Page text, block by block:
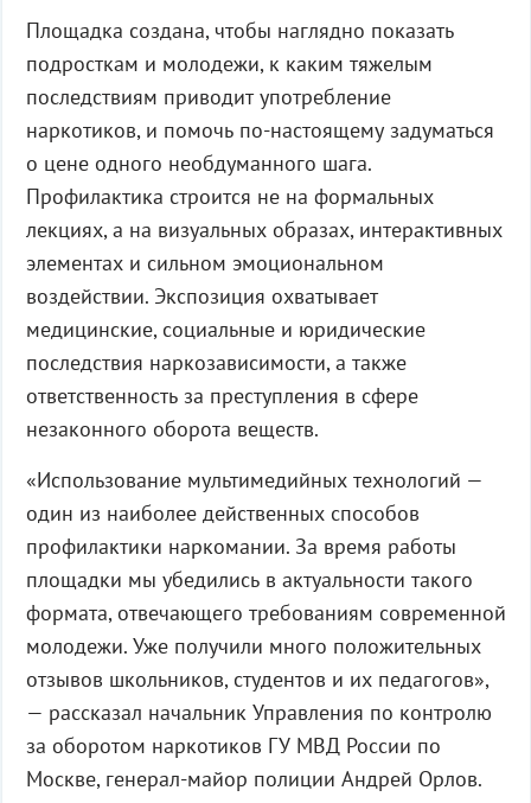
Площадка создана, чтобы наглядно показать
подросткам и молодежи, к каким тяжелым
последствиям приводит употребление
наркотиков, и помочь по-настоящему задуматься
о цене одного необдуманного шага.
Профилактика строится не на формальных
лекциях, а на визуальных образах, интерактивных
элементах и сильном эмоциональном
воздействии. Экспозиция охватывает
медицинские, социальные и юридические
последствия наркозависимости, а также
ответственность за преступления в сфере
незаконного оборота веществ.
«Использование мультимедийных технологий —
один из наиболее действенных способов
профилактики наркомании. За время работы
площадки мы убедились в актуальности такого
формата, отвечающего требованиям современной
молодежи. Уже получили много положительных
отзывов школьников, студентов и их педагогов»,
— рассказал начальник Управления по контролю
за оборотом наркотиков ГУ МВД России по
Москве, генерал-майор полиции Андрей Орлов.